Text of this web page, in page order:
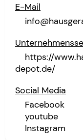
E-Mail
https://
depot.de/
Social Media
Facebook
youtube
Instagram